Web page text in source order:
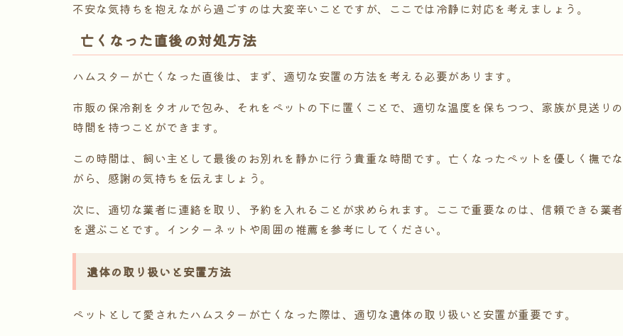
不安な気持ちを抱えながら過ごすのは大変辛いことですが、ここでは冷静に対応を考えましょう。
亡くなった直後の対処方法
ハムスターが亡くなった直後は、まず、適切な安置の方法を考える必要があります。
市販の保冷剤をタオルで包み、それをペットの下に置くことで、適切な温度を保ちつつ、家族が見送りの
時間を持つことができます。
この時間は、飼い主として最後のお別れを静かに行う貴重な時間です。亡くなったペットを優しく撫でな
がら、感謝の気持ちを伝えましょう。
次に、適切な業者に連絡を取り、予約を入れることが求められます。ここで重要なのは、信頼できる業者
を選ぶことです。インターネットや周囲の推薦を参考にしてください。
遺体の取り扱いと安置方法
ペットとして愛されたハムスターが亡くなった際は、適切な遺体の取り扱いと安置が重要です。